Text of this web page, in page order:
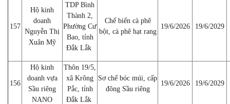
157
Hộ kinh
doanh
Nguyễn Thị
Xuân Mỹ
TDP Bình
Thành 2,
Phường Cư
Bao, tỉnh
Đắk Lắk
Chế biến cà phê
bột, cà phê hạt rang
19/6/2026 19/6/2029
156
Hộ kinh
doanh vựa
Sầu riêng
NANO
Thôn 19/5,
xã Krông
Pắc, tỉnh
Đắk Lắk
Sơ chế bóc múi, cấp
đông Sầu riêng
19/6/2026 19/6/2029